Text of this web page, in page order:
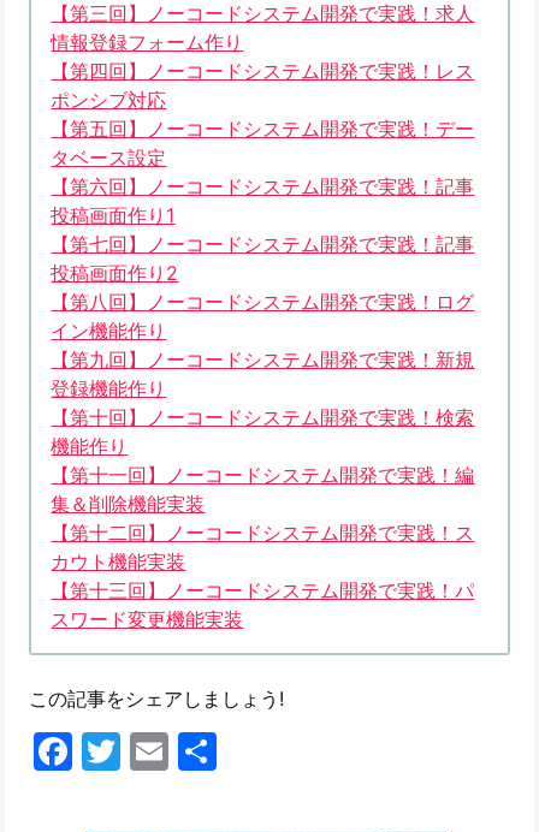
【第三回】ノーコードシステム開発で実践！求人
情報登録フォーム作り
【第四回】ノーコードシステム開発で実践！レス
ポンシブ対応
【第五回】ノーコードシステム開発で実践！デー
タベース設定
【第六回】ノーコードシステム開発で実践！記事
投稿画面作り1
【第七回】ノーコードシステム開発で実践！記事
投稿画面作り2
【第八回】ノーコードシステム開発で実践！ログ
イン機能作り
【第九回】ノーコードシステム開発で実践！新規
登録機能作り
【第十回】ノーコードシステム開発で実践！検索
機能作り
【第十一回】ノーコードシステム開発で実践！編
集＆削除機能実装
【第十二回】ノーコードシステム開発で実践！ス
カウト機能実装
【第十三回】ノーコードシステム開発で実践！パ
スワード変更機能実装
この記事をシェアしましょう!
Facebook
Twitter
Email